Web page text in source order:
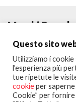
Marchi
Questo sito
Utilizziamo i
l'esperienza più
tue ripetute le
cookieper
Cookie” per